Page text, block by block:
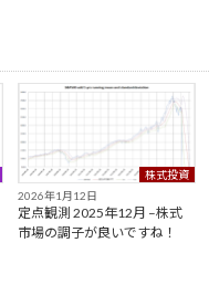
株式投資
2026年1月12日
定点観測 2025年12月 –株式
市場の調子が良いですね！